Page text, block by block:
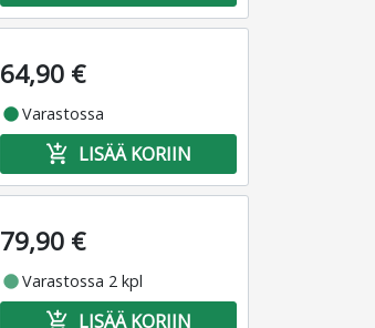
64,90 €
fiber_manual_recordVarastossa
add_shopping_cart LISÄÄ KORIIN
79,90 €
fiber_manual_recordVarastossa 2 kpl
add_shopping_cart LISÄÄ KORIIN